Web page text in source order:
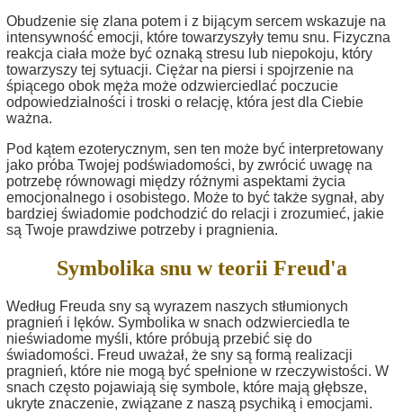
Obudzenie się zlana potem i z bijącym sercem wskazuje na
intensywność emocji, które towarzyszyły temu snu. Fizyczna
reakcja ciała może być oznaką stresu lub niepokoju, który
towarzyszy tej sytuacji. Ciężar na piersi i spojrzenie na
śpiącego obok męża może odzwierciedlać poczucie
odpowiedzialności i troski o relację, która jest dla Ciebie
ważna.
Pod kątem ezoterycznym, sen ten może być interpretowany
jako próba Twojej podświadomości, by zwrócić uwagę na
potrzebę równowagi między różnymi aspektami życia
emocjonalnego i osobistego. Może to być także sygnał, aby
bardziej świadomie podchodzić do relacji i zrozumieć, jakie
są Twoje prawdziwe potrzeby i pragnienia.
Symbolika snu w teorii Freud'a
Według Freuda sny są wyrazem naszych stłumionych
pragnień i lęków. Symbolika w snach odzwierciedla te
nieświadome myśli, które próbują przebić się do
świadomości. Freud uważał, że sny są formą realizacji
pragnień, które nie mogą być spełnione w rzeczywistości. W
snach często pojawiają się symbole, które mają głębsze,
ukryte znaczenie, związane z naszą psychiką i emocjami.